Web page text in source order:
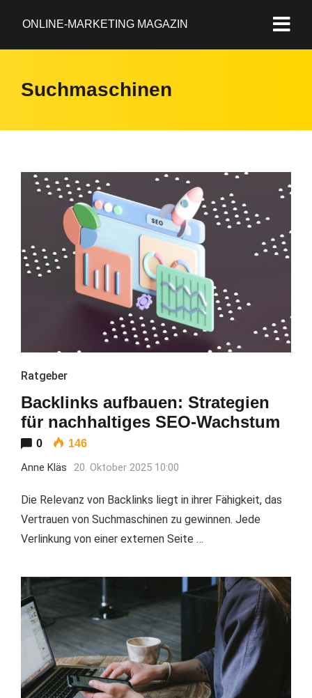
ONLINE-MARKETING MAGAZIN
Suchmaschinen
Ratgeber
Backlinks aufbauen: Strategien
für nachhaltiges SEO-Wachstum
0 146
Anne Kläs 20. Oktober 2025 10:00
Die Relevanz von Backlinks liegt in ihrer Fähigkeit, das
Vertrauen von Suchmaschinen zu gewinnen. Jede
Verlinkung von einer externen Seite …